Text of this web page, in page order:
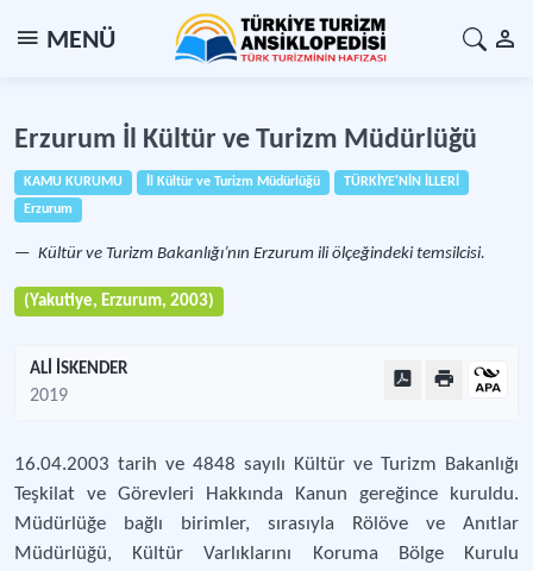
MENÜ
Erzurum İl Kültür ve Turizm Müdürlüğü
KAMU KURUMU İl Kültür ve Turizm Müdürlüğü
TÜRKİYE'NİN İLLERİ
Erzurum
Kültür ve Turizm Bakanlığı’nın Erzurum ili ölçeğindeki temsilcisi.
(Yakutiye, Erzurum, 2003)
ALİ İSKENDER
2019
16.04.2003 tarih ve 4848 sayılı Kültür ve Turizm Bakanlığı
Teşkilat ve Görevleri Hakkında Kanun gereğince kuruldu.
Müdürlüğe bağlı birimler, sırasıyla Rölöve ve Anıtlar
Müdürlüğü, Kültür Varlıklarını Koruma Bölge Kurulu